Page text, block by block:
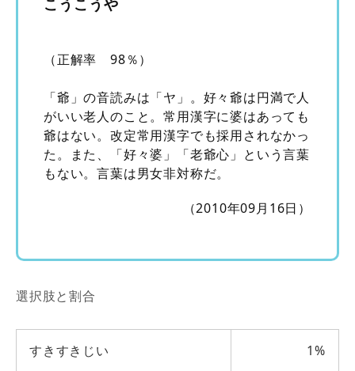
こうこうや
（正解率 98％）
「爺」の音読みは「ヤ」。好々爺は円満で人
がいい老人のこと。常用漢字に婆はあっても
爺はない。改定常用漢字でも採用されなかっ
た。また、「好々婆」「老爺心」という言葉
もない。言葉は男女非対称だ。
（2010年09月16日）
選択肢と割合
すきすきじい 1%